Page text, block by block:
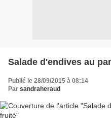
Salade d'endives au
Publié le 28/09/2015 à 08:14
Par sandraheraud